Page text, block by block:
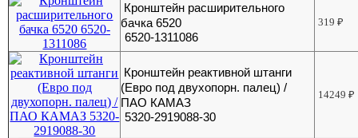
Кронштейн расширительного
бачка 6520
6520-1311086
319₽
Кронштейн реактивной штанги
(Евро под двухопорн. палец) /
ПАО КАМАЗ
5320-2919088-30
14249₽